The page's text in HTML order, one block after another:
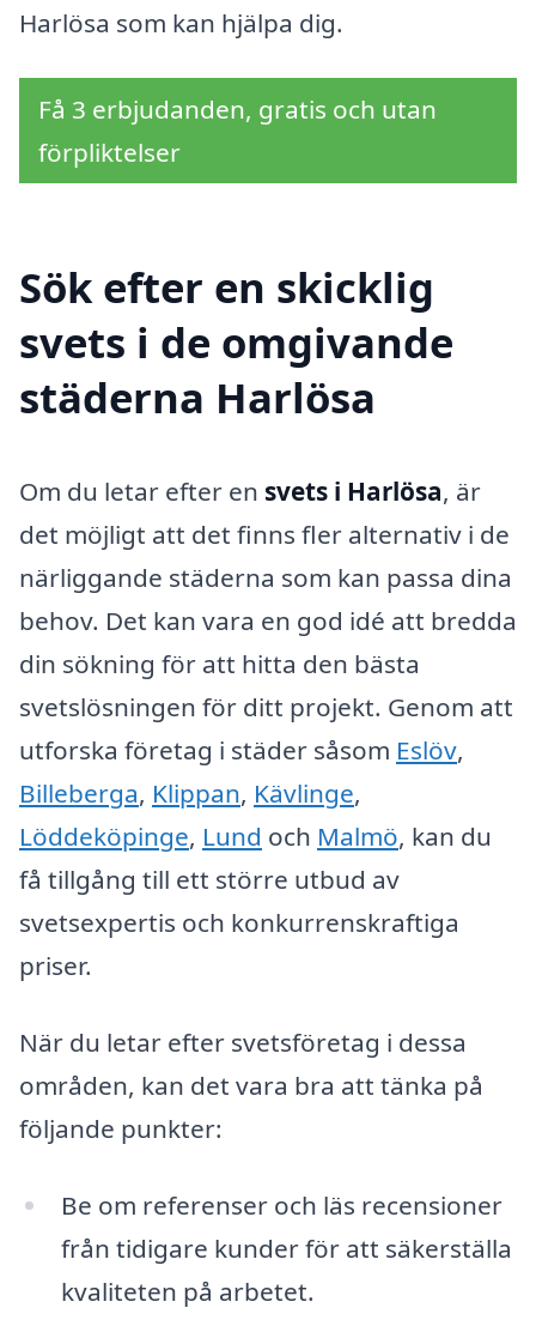
Harlösa som kan hjälpa dig.
Få 3 erbjudanden, gratis och utan
förpliktelser
Sök efter en skicklig
svets i de omgivande
städerna Harlösa
Om du letar efter en svets i Harlösa, är
det möjligt att det finns fler alternativ i de
närliggande städerna som kan passa dina
behov. Det kan vara en god idé att bredda
din sökning för att hitta den bästa
svetslösningen för ditt projekt. Genom att
utforska företag i städer såsom Eslöv,
Billeberga, Klippan, Kävlinge,
Löddeköpinge, Lund och Malmö, kan du
få tillgång till ett större utbud av
svetsexpertis och konkurrenskraftiga
priser.
När du letar efter svetsföretag i dessa
områden, kan det vara bra att tänka på
följande punkter:
Be om referenser och läs recensioner
från tidigare kunder för att säkerställa
kvaliteten på arbetet.